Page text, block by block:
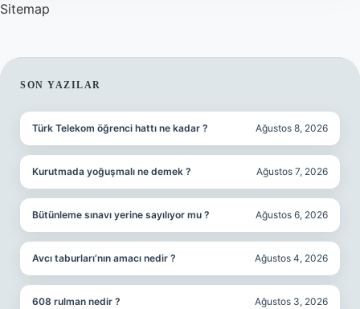
Sitemap
SIDEBAR
SON YAZILAR
Türk Telekom öğrenci hattı ne kadar ? Ağustos 8, 2026
Kurutmada yoğuşmalı ne demek ? Ağustos 7, 2026
Bütünleme sınavı yerine sayılıyor mu ? Ağustos 6, 2026
Avcı taburları’nın amacı nedir ? Ağustos 4, 2026
608 rulman nedir ? Ağustos 3, 2026